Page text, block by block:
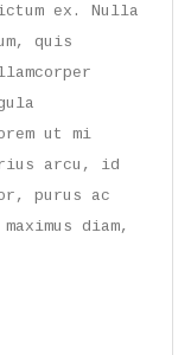
ex. Nulla
quis
ut mi
arcu, id
purus ac
diam,